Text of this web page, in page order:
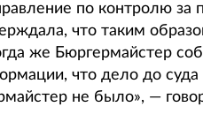
по контролю за
что таким
же Бюргермайстер
что дело до суда
не было», —